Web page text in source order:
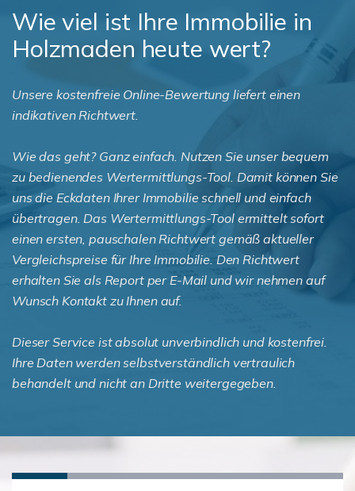
Wie viel ist Ihre Immobilie in
Holzmaden heute wert?
Unsere kostenfreie Online-Bewertung liefert einen
indikativen Richtwert.
Wie das geht? Ganz einfach. Nutzen Sie unser bequem
zu bedienendes Wertermittlungs-Tool. Damit können Sie
uns die Eckdaten Ihrer Immobilie schnell und einfach
übertragen. Das Wertermittlungs-Tool ermittelt sofort
einen ersten, pauschalen Richtwert gemäß aktueller
Vergleichspreise für Ihre Immobilie. Den Richtwert
erhalten Sie als Report per E-Mail und wir nehmen auf
Wunsch Kontakt zu Ihnen auf.
Dieser Service ist absolut unverbindlich und kostenfrei.
Ihre Daten werden selbstverständlich vertraulich
behandelt und nicht an Dritte weitergegeben.